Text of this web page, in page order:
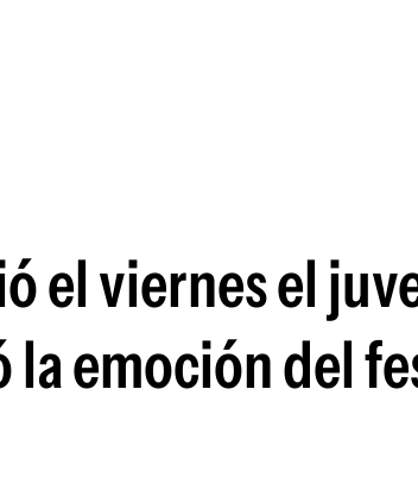
el viernes el
emoción del